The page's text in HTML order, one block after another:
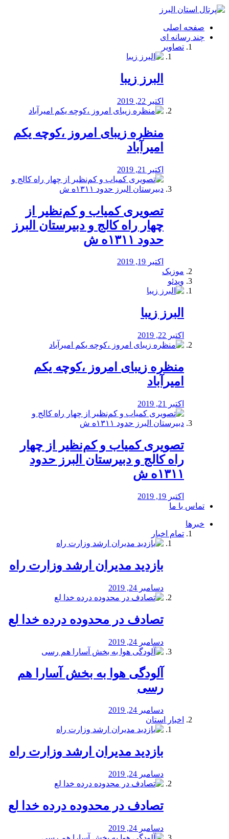
فصد
شرق
تهران
خشکشویی
صفحه اصلی
چند رسانه ای
تصاویر
البرز زیبا
اکتبر 22, 2019
منظره‌‌ زیبای امروز ،کوچه یکم
امیرآباد
اکتبر 21, 2019
️تصویری کمیاب و کم‌نظیر از
چهار راه كالج و دبيرستان البرز
حدود ۱۳۱۱ه ش
اکتبر 19, 2019
موزیک
ویدئو
البرز زیبا
اکتبر 22, 2019
منظره‌‌ زیبای امروز ،کوچه یکم
امیرآباد
اکتبر 21, 2019
️تصویری کمیاب و کم‌نظیر از چهار
راه كالج و دبيرستان البرز حدود
۱۳۱۱ه ش
اکتبر 19, 2019
تماس با ما
خبرها
تمام اخبار
بازدید مدیران ارشد وزارت راه
دسامبر 24, 2019
تصادف در محدوده درده خدا لع
دسامبر 24, 2019
آلودگی هوا به بخش آسارا هم
رسی
دسامبر 24, 2019
اخبار استان
بازدید مدیران ارشد وزارت راه
دسامبر 24, 2019
تصادف در محدوده درده خدا لع
دسامبر 24, 2019